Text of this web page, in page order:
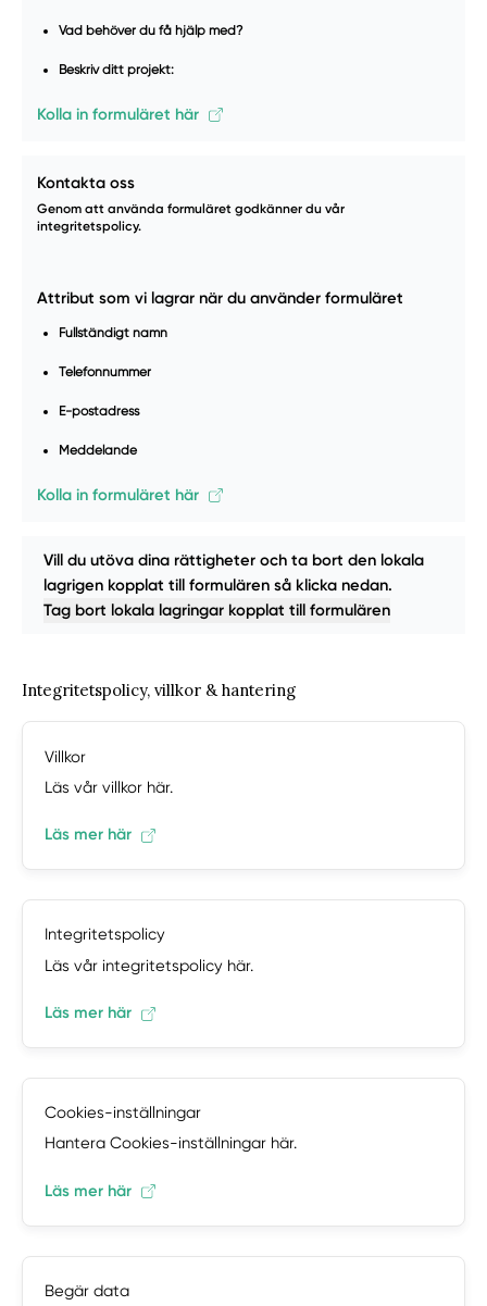
Vad behöver du få hjälp med?
Beskriv ditt projekt:
Kolla in formuläret här
Kontakta oss
Genom att använda formuläret godkänner du vår
integritetspolicy.
Attribut som vi lagrar när du använder formuläret
Fullständigt namn
Telefonnummer
E-postadress
Meddelande
Kolla in formuläret här
Vill du utöva dina rättigheter och ta bort den lokala
lagrigen kopplat till formulären så klicka nedan.
Tag bort lokala lagringar kopplat till formulären
Integritetspolicy, villkor & hantering
Villkor
Läs vår villkor här.
Läs mer här
Integritetspolicy
Läs vår integritetspolicy här.
Läs mer här
Cookies-inställningar
Hantera Cookies-inställningar här.
Läs mer här
Begär data